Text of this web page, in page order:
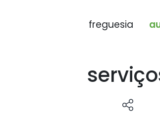
freguesia